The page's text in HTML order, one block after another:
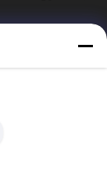
lider üreticisi ve
ekipmanı ve